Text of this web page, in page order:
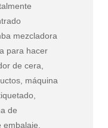
mezcladora
para hacer
de cera,
máquina
de